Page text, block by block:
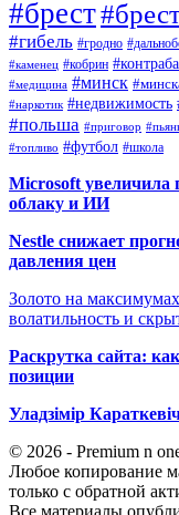
#брест
#гибель #гродно
#каменец #кобрин
#медицина #минск
#наркотик #недвижимость
#польша #приговор
#топливо #футбол #школа
Microsoft увеличила
облаку и ИИ
Nestle снижает
давления цен
Золото на
волатильность и
Раскрутка сайта:
позиции
Уладзімір
© 2026 - Premium n
Любое копирование
только с обратной
Все материалы